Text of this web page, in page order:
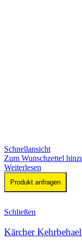
Schnellansicht
Zum Wunschzettel
Weiterlesen
Produkt anfragen
Schließen
Kärcher